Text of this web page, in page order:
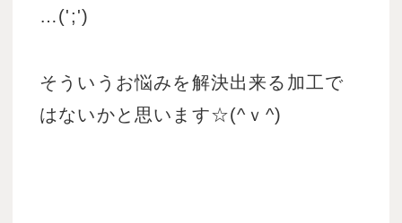
…(';')
そういうお悩みを解決出来る加工で
はないかと思います☆(^ｖ^)